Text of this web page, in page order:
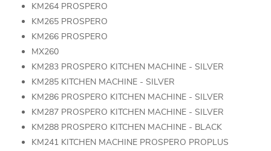
KM264 PROSPERO
KM265 PROSPERO
KM266 PROSPERO
MX260
KM283 PROSPERO KITCHEN MACHINE - SILVER
KM285 KITCHEN MACHINE - SILVER
KM286 PROSPERO KITCHEN MACHINE - SILVER
KM287 PROSPERO KITCHEN MACHINE - SILVER
KM288 PROSPERO KITCHEN MACHINE - BLACK
KM241 KITCHEN MACHINE PROSPERO PROPLUS